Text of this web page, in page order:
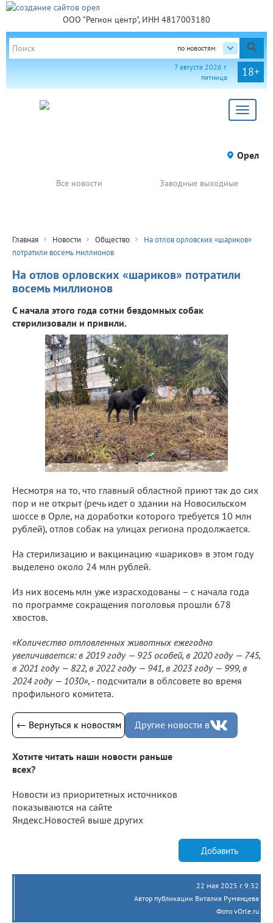
ООО "Регион центр", ИНН 4817003180
по новостям
18+
7 августа 2026 г.
пятница
Toggle
Орел
Все новости Заводные выходные
Главная Новости Общество
На отлов орловских «шариков»
потратили восемь миллионов
На отлов орловских «шариков» потратили
восемь миллионов
С начала этого года сотни бездомных собак
стерилизовали и привили.
Несмотря на то, что главный областной приют так до сих
пор и не открыт (речь идет о здании на Новосильском
шоссе в Орле, на доработки которого требуется 10 млн
рублей), отлов собак на улицах региона продолжается.
На стерилизацию и вакцинацию «шариков» в этом году
выделено около 24 млн рублей.
Из них восемь млн уже израсходованы – с начала года
по программе сокращения поголовья прошли 678
хвостов.
«Количество отловленных животных ежегодно
увеличивается: в 2019 году — 925 особей, в 2020 году — 745,
в 2021 году — 822, в 2022 году — 941, в 2023 году — 999, в
2024 году — 1030», - подсчитали в облсовете во время
профильного комитета.
← Вернуться к новостям Другие новости в
Хотите читать наши новости раньше
всех?
Новости из приоритетных источников
показываются на сайте
Яндекс.Новостей выше других
Добавить
22 мая 2025 г. 9:32
Автор публикации Виталия Румянцева
Фото vOrle.ru